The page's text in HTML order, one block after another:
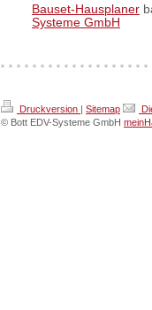
Bauset-Hausplaner
Systeme GmbH
Druckversion | Sitemap
© Bott EDV-Systeme GmbH